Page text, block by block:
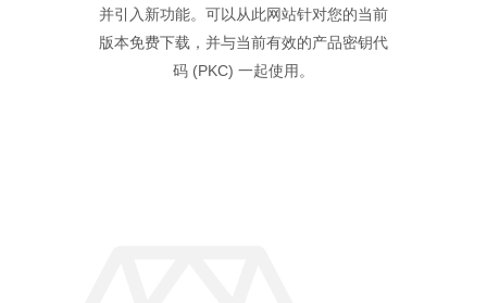
并引入新功能。可以从此网站针对您的当前
版本免费下载，并与当前有效的产品密钥代
码 (PKC) 一起使用。